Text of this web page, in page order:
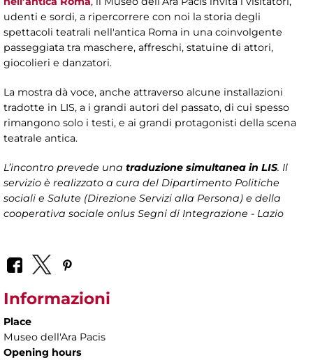
udenti e sordi, a ripercorrere con noi la storia degli
spettacoli teatrali nell'antica Roma in una coinvolgente
passeggiata tra maschere, affreschi, statuine di attori,
giocolieri e danzatori.
La mostra dà voce, anche attraverso alcune installazioni
tradotte in LIS, a i grandi autori del passato, di cui spesso
rimangono solo i testi, e ai grandi protagonisti della scena
teatrale antica.
L’incontro prevede una traduzione simultanea in LIS. Il
servizio è realizzato a cura del Dipartimento Politiche
sociali e Salute (Direzione Servizi alla Persona) e della
cooperativa sociale onlus Segni di Integrazione - Lazio
Informazioni
Place
Museo dell'Ara Pacis
Opening hours